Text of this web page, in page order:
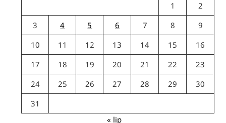
1
2
3
4 5 6 7 8
9
10
11 12 13 14 15
16
17
18 19 20 21 22
23
24
25 26 27 28 29
30
31
« lip